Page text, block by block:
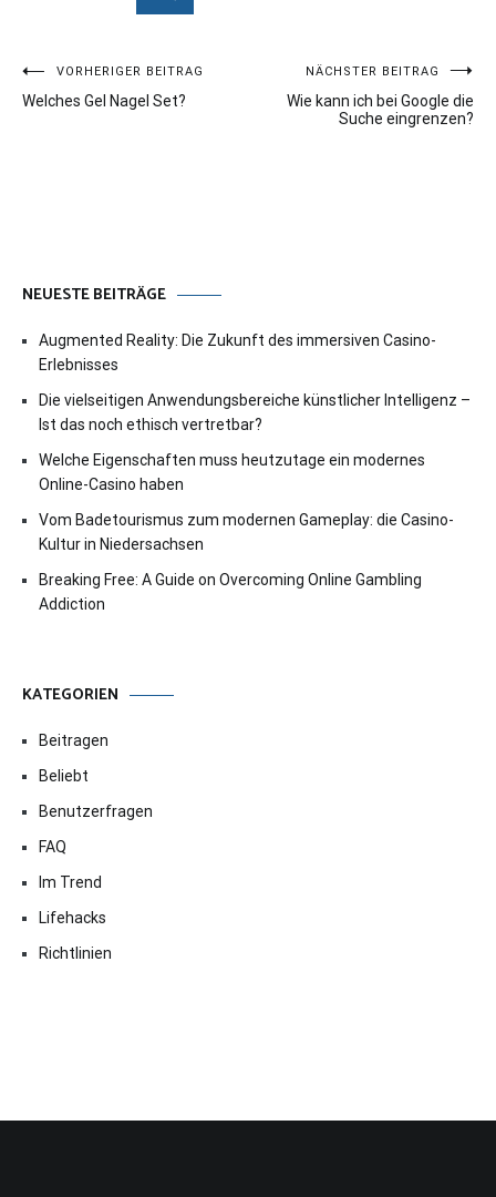
Beitragsnavigation
VORHERIGER BEITRAG
Welches Gel Nagel Set?
NÄCHSTER BEITRAG
Wie kann ich bei Google die
Suche eingrenzen?
NEUESTE BEITRÄGE
Augmented Reality: Die Zukunft des immersiven Casino-
Erlebnisses
Die vielseitigen Anwendungsbereiche künstlicher Intelligenz –
Ist das noch ethisch vertretbar?
Welche Eigenschaften muss heutzutage ein modernes
Online-Casino haben
Vom Badetourismus zum modernen Gameplay: die Casino-
Kultur in Niedersachsen
Breaking Free: A Guide on Overcoming Online Gambling
Addiction
KATEGORIEN
Beitragen
Beliebt
Benutzerfragen
FAQ
Im Trend
Lifehacks
Richtlinien